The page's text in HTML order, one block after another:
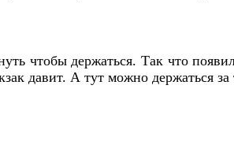
чтобы держаться. Так что
давит. А тут можно держаться